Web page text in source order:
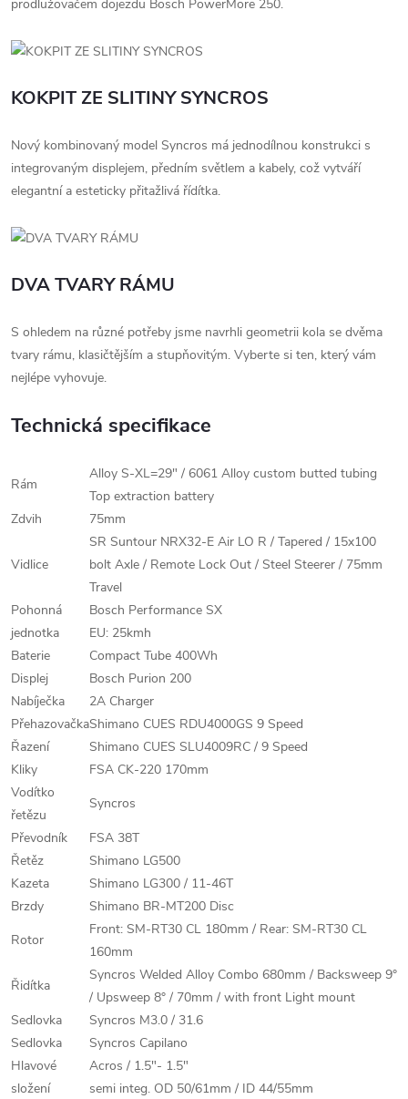
prodlužovačem dojezdu Bosch PowerMore 250.
KOKPIT ZE SLITINY SYNCROS
Nový kombinovaný model Syncros má jednodílnou konstrukci s
integrovaným displejem, předním světlem a kabely, což vytváří
elegantní a esteticky přitažlivá řídítka.
DVA TVARY RÁMU
S ohledem na různé potřeby jsme navrhli geometrii kola se dvěma
tvary rámu, klasičtějším a stupňovitým. Vyberte si ten, který vám
nejlépe vyhovuje.
Technická specifikace
Rám
Alloy S-XL=29" / 6061 Alloy custom butted tubing
Top extraction battery
Zdvih
75mm
Vidlice
SR Suntour NRX32-E Air LO R / Tapered / 15x100
bolt Axle / Remote Lock Out / Steel Steerer / 75mm
Travel
Pohonná
jednotka
Bosch Performance SX
EU: 25kmh
Baterie
Compact Tube 400Wh
Displej
Bosch Purion 200
Nabíječka
2A Charger
PřehazovačkaShimano CUES RDU4000GS 9 Speed
Řazení
Shimano CUES SLU4009RC / 9 Speed
Kliky
FSA CK-220 170mm
Vodítko
řetězu
Syncros
Převodník
FSA 38T
Řetěz
Shimano LG500
Kazeta
Shimano LG300 / 11-46T
Brzdy
Shimano BR-MT200 Disc
Rotor
Front: SM-RT30 CL 180mm / Rear: SM-RT30 CL
160mm
Řidítka
Syncros Welded Alloy Combo 680mm / Backsweep 9°
/ Upsweep 8° / 70mm / with front Light mount
Sedlovka
Syncros M3.0 / 31.6
Sedlovka
Syncros Capilano
Hlavové
složení
Acros / 1.5"- 1.5"
semi integ. OD 50/61mm / ID 44/55mm